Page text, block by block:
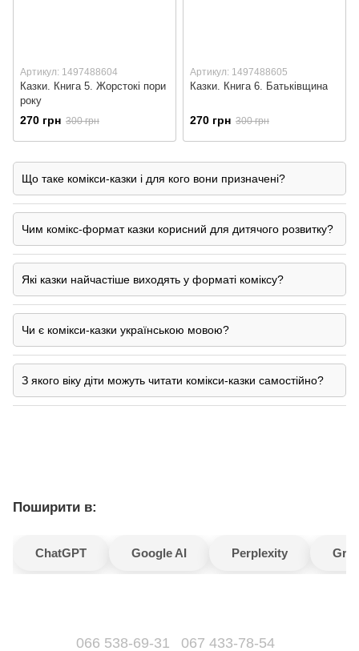
Артикул: 1497488604
Казки. Книга 5. Жорстокі пори
року
270 грн 300 грн
Артикул: 1497488605
Казки. Книга 6. Батьківщина
270 грн 300 грн
Що таке комікси-казки і для кого вони призначені?
Чим комікс-формат казки корисний для дитячого розвитку?
Які казки найчастіше виходять у форматі коміксу?
Чи є комікси-казки українською мовою?
З якого віку діти можуть читати комікси-казки самостійно?
Поширити в:
ChatGPT Google AI Perplexity
066 538-69-31 067 433-78-54